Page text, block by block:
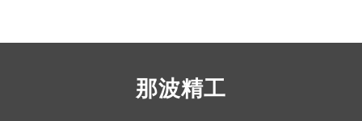
那波精工